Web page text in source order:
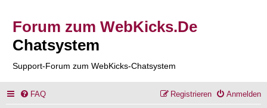
Forum zum WebKicks.De
Chatsystem
Support-Forum zum WebKicks-Chatsystem
FAQ Anmelden
Registrieren